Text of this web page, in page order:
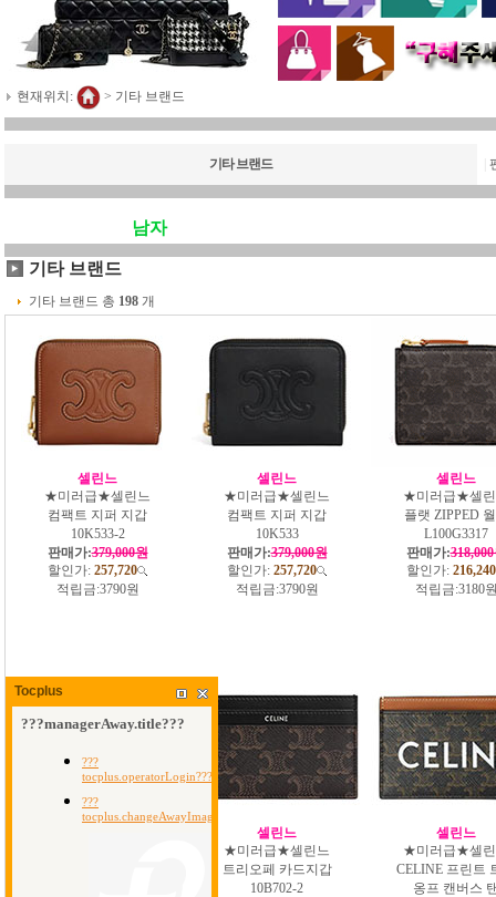
현재위치: > 기타 브랜드
기타 브랜드
남자
기타 브랜드
기타 브랜드 총 198 개
셀린느
★미러급★셀린느
컴팩트 지퍼 지갑
10K533-2
판매가:379,000원
할인가: 257,720
적립금:3790원
셀린느
★미러급★셀린느
컴팩트 지퍼 지갑
10K533
판매가:379,000원
할인가: 257,720
적립금:3790원
셀린느
★미러급★셀
플랫 ZIPPED
L100G3317
판매가:
할인가: 216,240
적립금:3180
셀린느
★미러급★셀린느
트리오페 카드지갑
10B702-2
셀린느
★미러급★셀
CELINE 프린트
옹프 캔버스
Tocplus